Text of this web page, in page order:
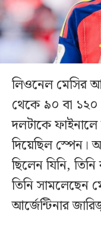
লিওনেল মেসির
থেকে ৯০ বা ১২০
দলটাকে
দিয়েছিল স্পেন।
ছিলেন যিনি,
তিনি সামলেছেন
আর্জেন্টিনার